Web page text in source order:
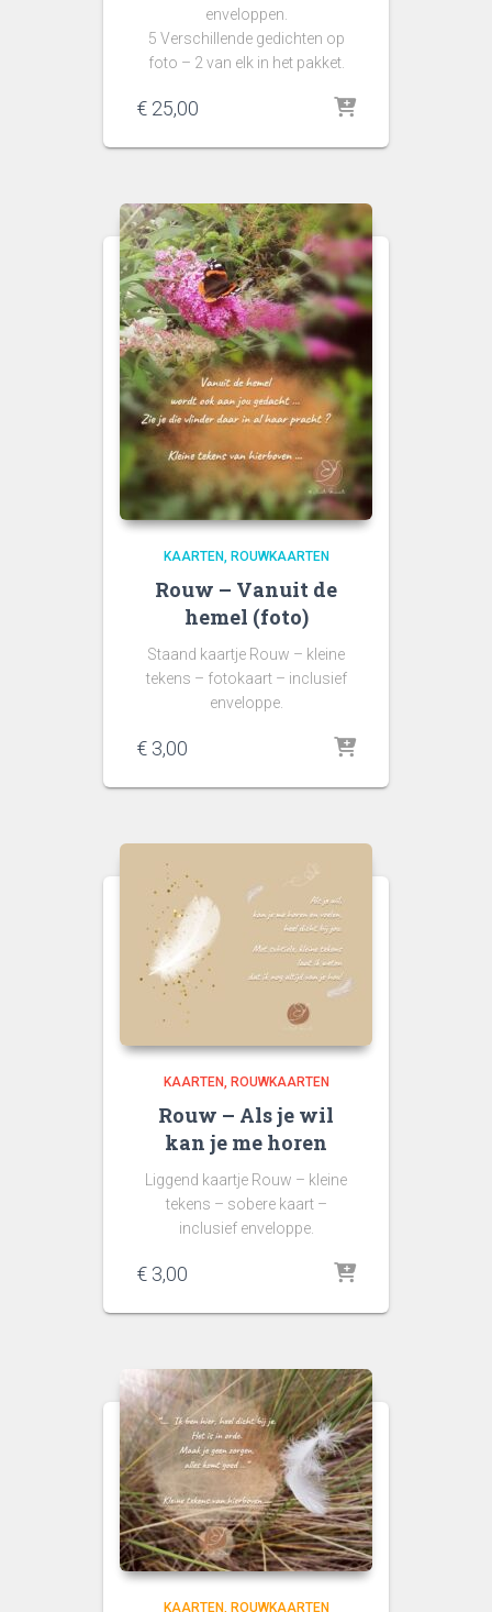
enveloppen.
5 Verschillende gedichten op
foto – 2 van elk in het pakket.
€ 25,00
KAARTEN ROUWKAARTEN
Rouw – Vanuit de
hemel (foto)
Staand kaartje Rouw – kleine
tekens – fotokaart – inclusief
enveloppe.
€ 3,00
KAARTEN ROUWKAARTEN
Rouw – Als je wil
kan je me horen
Liggend kaartje Rouw – kleine
tekens – sobere kaart –
inclusief enveloppe.
€ 3,00
KAARTEN ROUWKAARTEN